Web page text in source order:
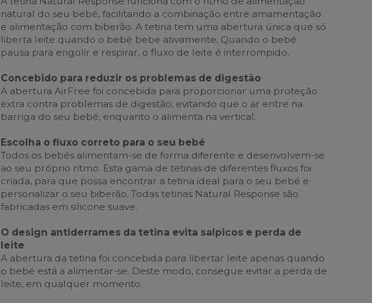
natural do seu bebé, facilitando a combinação entre amamentação
e alimentação com biberão. A tetina tem uma abertura única que só
liberta leite quando o bebé bebe ativamente. Quando o bebé
pausa para engolir e respirar, o fluxo de leite é interrompido.
Concebido para reduzir os problemas de digestão
A abertura AirFree foi concebida para proporcionar uma proteção
extra contra problemas de digestão, evitando que o ar entre na
barriga do seu bebé, enquanto o alimenta na vertical.
Escolha o fluxo correto para o seu bebé
Todos os bebés alimentam-se de forma diferente e desenvolvem-se
ao seu próprio ritmo. Esta gama de tetinas de diferentes fluxos foi
criada, para que possa encontrar a tetina ideal para o seu bebé e
personalizar o seu biberão. Todas tetinas Natural Response são
fabricadas em silicone suave.
O design antiderrames da tetina evita salpicos e perda de
leite
A abertura da tetina foi concebida para libertar leite apenas quando
o bebé está a alimentar-se. Deste modo, consegue evitar a perda de
leite, em qualquer momento.